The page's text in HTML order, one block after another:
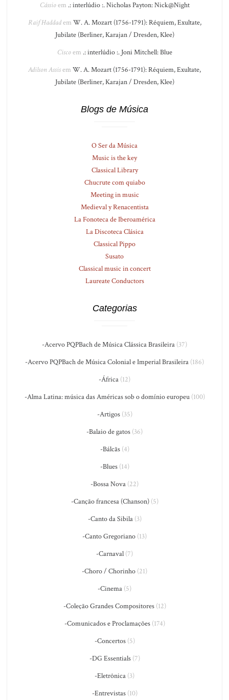
Cássioem .: interlúdio :. Nicholas Payton: Nick@Night
Raif Haddadem W. A. Mozart (1756-1791): Réquiem, Exultate,
Jubilate (Berliner, Karajan / Dresden, Klee)
Ciscoem .: interlúdio :. Joni Mitchell: Blue
Adilson Assisem W. A. Mozart (1756-1791): Réquiem, Exultate,
Jubilate (Berliner, Karajan / Dresden, Klee)
Blogs de Música
O Ser da Música
Music is the key
Classical Library
Chucrute com quiabo
Meeting in music
Medieval y Renacentista
La Fonoteca de Iberoamérica
La Discoteca Clásica
Classical Pippo
Susato
Classical music in concert
Laureate Conductors
Categorias
-Acervo PQPBach de Música Clássica Brasileira (37)
-Acervo PQPBach de Música Colonial e Imperial Brasileira (186)
-África (12)
-Alma Latina: música das Américas sob o domínio europeu(100)
-Artigos(35)
-Balaio de gatos (36)
-Bálcãs(4)
-Blues(14)
-Bossa Nova (22)
-Canção francesa (Chanson)(5)
-Canto da Sibila(3)
-Canto Gregoriano (13)
-Carnaval (7)
-Choro / Chorinho (21)
-Cinema (5)
-Coleção Grandes Compositores(12)
-Comunicados e Proclamações(174)
-Concertos(5)
-DG Essentials(7)
-Eletrônica (3)
-Entrevistas(10)